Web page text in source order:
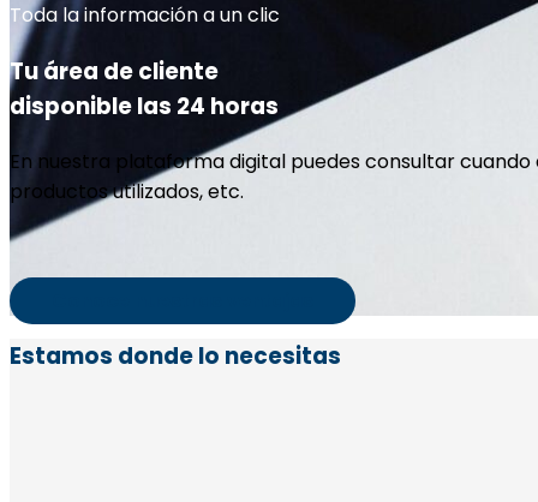
Toda la información a un clic
Tu área de cliente
disponible las 24 horas
En nuestra plataforma digital puedes consultar
productos utilizados, etc.
Estamos donde lo necesitas